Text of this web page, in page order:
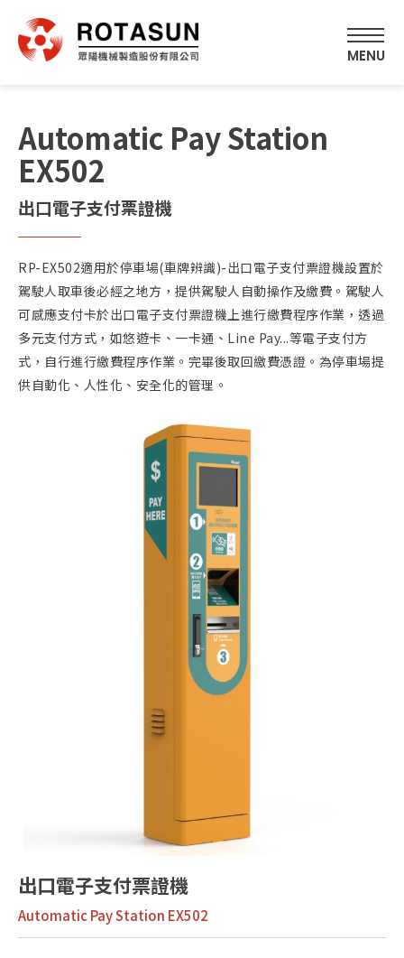
Automatic Pay Station
EX502
出口電子支付票證機
RP-EX502適用於停車場(車牌辨識)-出口電子支付票證機設置於
駕駛人取車後必經之地方，提供駕駛人自動操作及繳費。駕駛人
可感應支付卡於出口電子支付票證機上進行繳費程序作業，透過
多元支付方式，如悠遊卡、一卡通、Line Pay...等電子支付方
式，自行進行繳費程序作業。完畢後取回繳費憑證。為停車場提
供自動化、人性化、安全化的管理。
出口電子支付票證機
Automatic Pay Station EX502